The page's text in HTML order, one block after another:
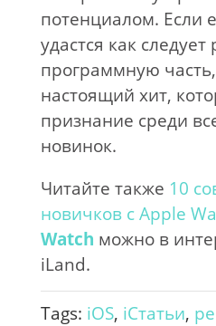
потенциалом. Если
удастся как следует
программную
настоящий хит,
признание среди
новинок.
Читайте также 10
новичков с Apple
Watch можно в
iLand.
Tags: iOS, iСтатьи,